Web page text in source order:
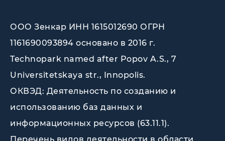
ООО Зенкар ИНН 1615012690 ОГРН
1161690093894 основано в 2016 г.
Technopark named after Popov A.S., 7
Universitetskaya str., Innopolis.
ОКВЭД: Деятельность по созданию и
использованию баз данных и
информационных ресурсов (63.11.1).